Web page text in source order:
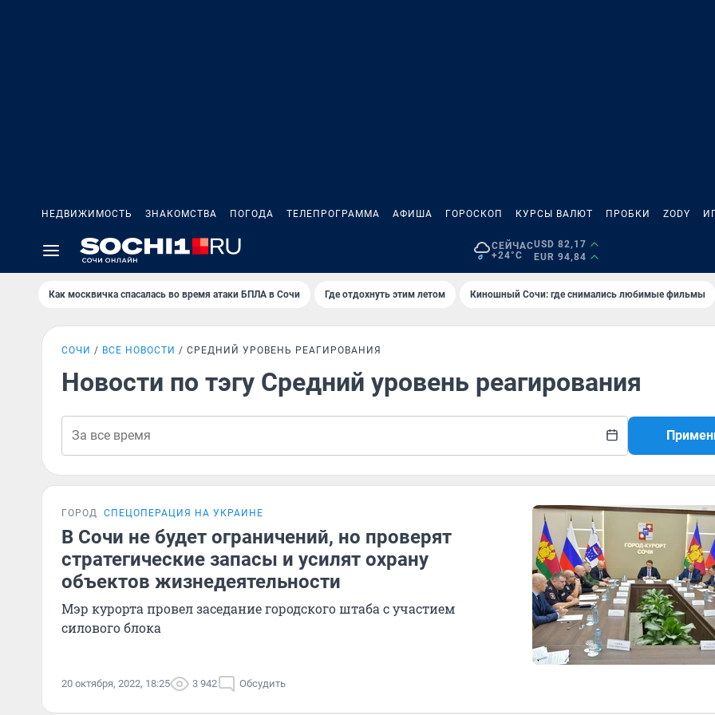
НЕДВИЖИМОСТЬ ЗНАКОМСТВА ПОГОДА ТЕЛЕПРОГРАММА АФИША ГОРОСКОП КУРСЫ ВАЛЮТ ПРОБКИ ZODY
СЕЙЧАС
+24°C
USD 82,17
EUR 94,84
Как москвичка спасалась во время атаки БПЛА в Сочи Где отдохнуть этим летом Киношный Сочи: где снимались любимые фильмы
СОЧИ ВСЕ НОВОСТИ СРЕДНИЙ УРОВЕНЬ РЕАГИРОВАНИЯ
Новости по тэгу Средний уровень реагирования
ГОРОД СПЕЦОПЕРАЦИЯ НА УКРАИНЕ
В Сочи не будет ограничений, но проверят
стратегические запасы и усилят охрану
объектов жизнедеятельности
Мэр курорта провел заседание городского штаба с участием
силового блока
20 октября, 2022, 18:25 3 942 Обсудить